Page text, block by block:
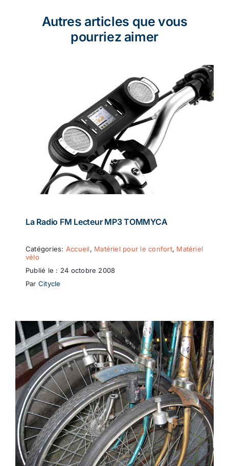
Autres articles que vous
pourriez aimer
La Radio FM Lecteur MP3 TOMMYCA
Catégories: Accueil, Matériel pour le confort, Matériel
vélo
Publié le : 24 octobre 2008
Par Citycle